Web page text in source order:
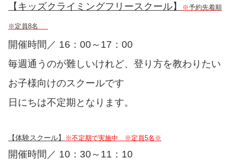
【キッズクライミングフリースクール】 ※予約先着順
※定員8名
開催時間／ 16：00～17：00
毎週通うのが難しいけれど、登り方を教わりたい
お子様向けのスクールです
日にちは不定期となります。
【体験スクール】 ※不定期で実施中 ※定員5名※
開催時間／ 10：30～11：10